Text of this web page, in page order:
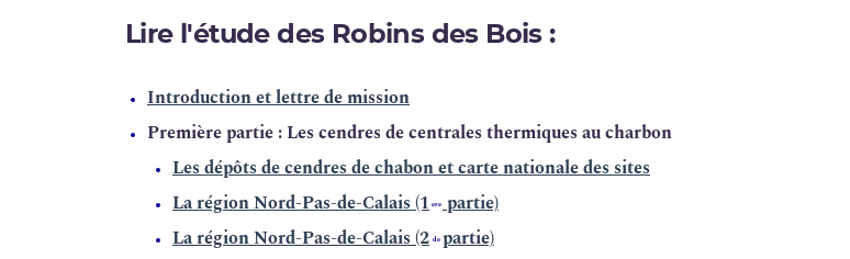
Lire l'étude des Robins des Bois :
Introduction et lettre de mission
Première partie : Les cendres de centrales thermiques au charbon
Les dépôts de cendres de chabon et carte nationale des sites
La région Nord-Pas-de-Calais (1 erepartie)
La région Nord-Pas-de-Calais (2 de partie)